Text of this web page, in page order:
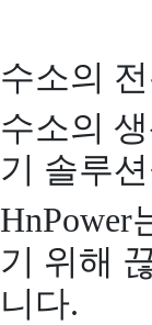
수소의
수소의
기 솔루
HnPower
기 위해
니다.